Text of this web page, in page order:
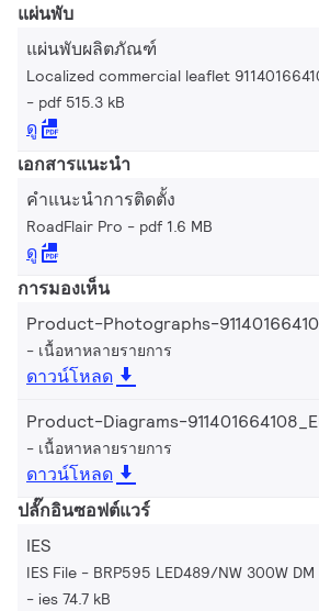
แผ่นพับ
แผ่นพับผลิตภัณฑ์
Localized commercial leaflet
pdf 515.3 kB
ดู
เอกสารแนะนำ
คำแนะนำการติดตั้ง
RoadFlair Pro pdf 1.6 MB
ดู
การมองเห็น
Product-Photographs-
เนื้อหาหลายรายการ
ดาวน์โหลด
Product-Diagrams-
เนื้อหาหลายรายการ
ดาวน์โหลด
ปลั๊กอินซอฟต์แวร์
IES
IES File - BRP595 LED489/NW 300W DM
ies 74.7 kB